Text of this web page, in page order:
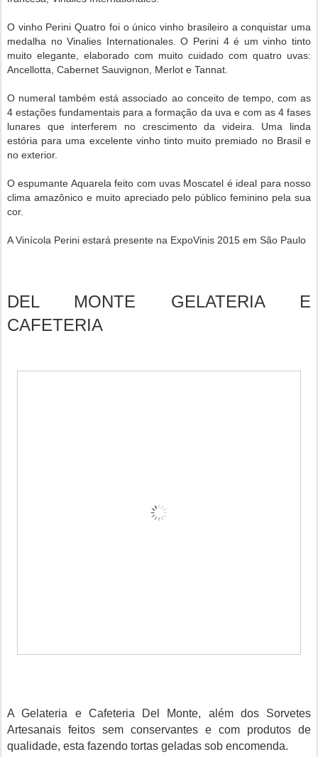
O vinho Perini Quatro foi o único vinho brasileiro a conquistar uma
medalha no Vinalies Internationales. O Perini 4 é um vinho tinto
muito elegante, elaborado com muito cuidado com quatro uvas:
Ancellotta, Cabernet Sauvignon, Merlot e Tannat.
O numeral também está associado ao conceito de tempo, com as
4 estações fundamentais para a formação da uva e com as 4 fases
lunares que interferem no crescimento da videira. Uma linda
estória para uma excelente vinho tinto muito premiado no Brasil e
no exterior.
O espumante Aquarela feito com uvas Moscatel é ideal para nosso
clima amazônico e muito apreciado pelo público feminino pela sua
cor.
A Vinícola Perini estará presente na ExpoVinis 2015 em São Paulo
DEL MONTE GELATERIA E
CAFETERIA
A Gelateria e Cafeteria Del Monte, além dos Sorvetes
Artesanais feitos sem conservantes e com produtos de
qualidade, esta fazendo tortas geladas sob encomenda.